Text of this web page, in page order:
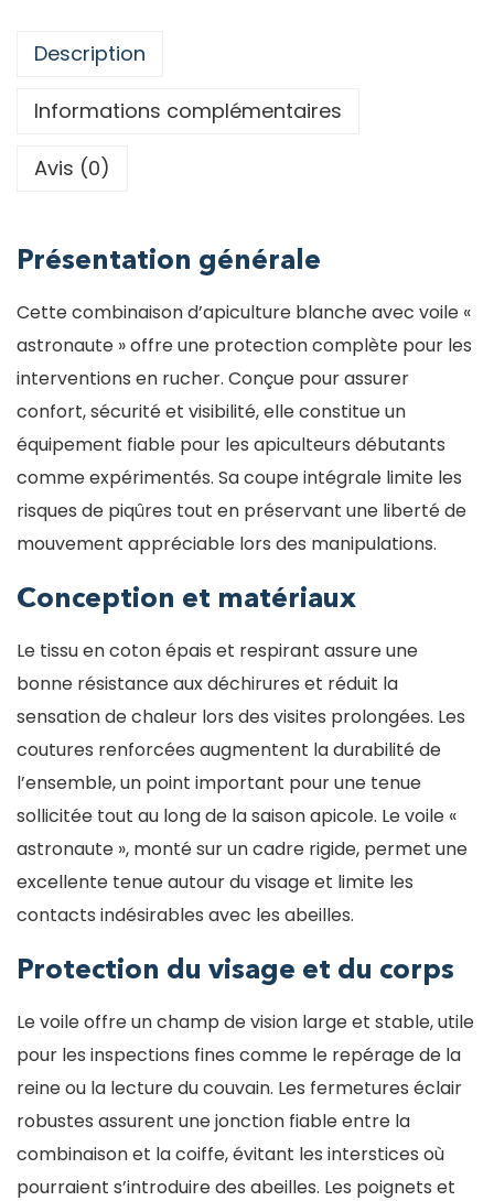
Description
Informations complémentaires
Avis (0)
Présentation générale
Cette combinaison d’apiculture blanche avec voile «
astronaute » offre une protection complète pour les
interventions en rucher. Conçue pour assurer
confort, sécurité et visibilité, elle constitue un
équipement fiable pour les apiculteurs débutants
comme expérimentés. Sa coupe intégrale limite les
risques de piqûres tout en préservant une liberté de
mouvement appréciable lors des manipulations.
Conception et matériaux
Le tissu en coton épais et respirant assure une
bonne résistance aux déchirures et réduit la
sensation de chaleur lors des visites prolongées. Les
coutures renforcées augmentent la durabilité de
l’ensemble, un point important pour une tenue
sollicitée tout au long de la saison apicole. Le voile «
astronaute », monté sur un cadre rigide, permet une
excellente tenue autour du visage et limite les
contacts indésirables avec les abeilles.
Protection du visage et du corps
Le voile offre un champ de vision large et stable, utile
pour les inspections fines comme le repérage de la
reine ou la lecture du couvain. Les fermetures éclair
robustes assurent une jonction fiable entre la
combinaison et la coiffe, évitant les interstices où
pourraient s’introduire des abeilles. Les poignets et